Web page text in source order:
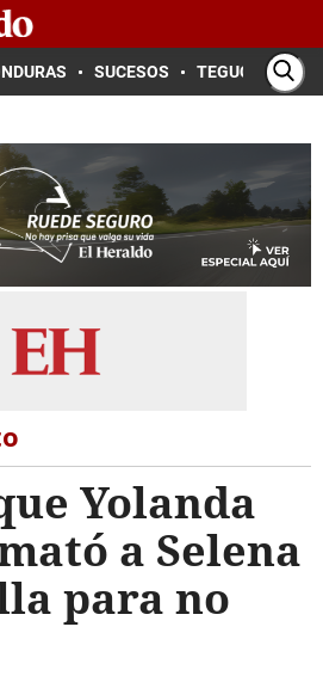
SUCESOS TEGUCIGALPA
Yolanda
a Selena
para no